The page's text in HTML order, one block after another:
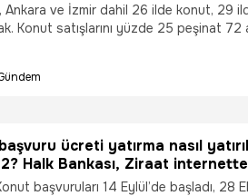
Ankara ve İzmir dahil 26 ilde konut, 29
Konut satışlarını yüzde 25 peşinat 72
Ankara lokasyonlarıyla beraber internet
ücreti yatırma nasıl
Halk Bankası, Ziraat
ve ödeme!
başvuruları 14 Eylül’de başladı, 28